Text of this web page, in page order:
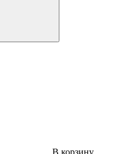
В корзину